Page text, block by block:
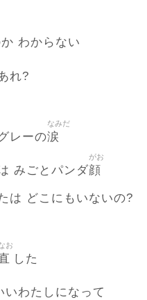
わからない
れ?
レーの涙
なみだ
みごとパンダ顔
がお
は どこにもいないの?
お
した
いわたしになって